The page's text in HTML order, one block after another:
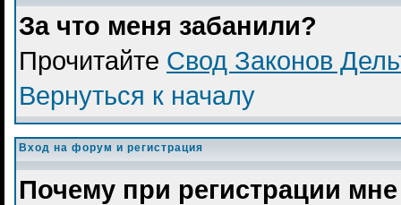
За что меня забанили?
Прочитайте Свод Законов
Вернуться к началу
Вход на форум и регистрация
Почему при регистрации